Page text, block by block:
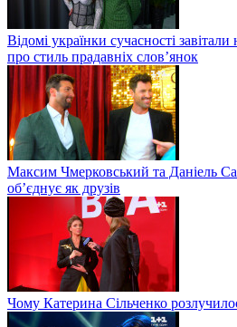
Відомі українки сучасності
про стиль прадавніх слов’янок
Максим Чмерковський та Даніель
об’єднує як друзів
Чому Катерина Сільченко